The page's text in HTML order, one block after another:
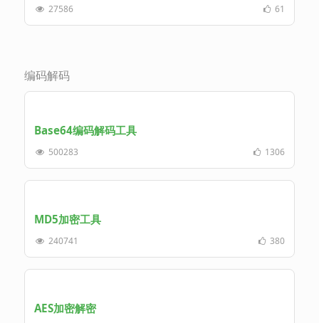
27586 61
编码解码
Base64编码解码工具
500283 1306
MD5加密工具
240741 380
AES加密解密